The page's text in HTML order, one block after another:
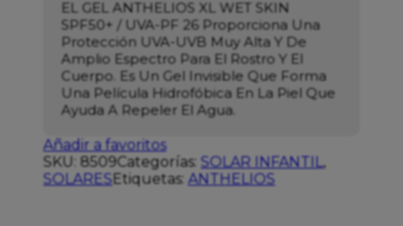
EL GEL ANTHELIOS XL WET SKIN
SPF50+ / UVA-PF 26 Proporciona Una
Protección UVA-UVB Muy Alta Y De
Amplio Espectro Para El Rostro Y El
Cuerpo. Es Un Gel Invisible Que Forma
Una Película Hidrofóbica En La Piel Que
Ayuda A Repeler El Agua.
Añadir a favoritos
SKU: 8509Categorías: SOLAR INFANTIL,
SOLARESEtiquetas: ANTHELIOS